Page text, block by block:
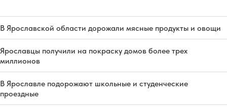
В Ярославской области дорожали мясные продукты и овощи
Ярославцы получили на покраску домов более трех
миллионов
В Ярославле подорожают школьные и студенческие
проездные